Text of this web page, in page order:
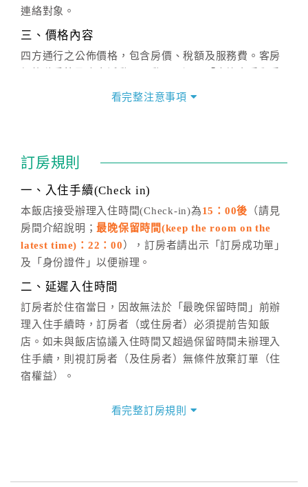
連絡對象。
三、價格內容
四方通行之公佈價格，包含房價、稅額及服務費。客房
價」之當日價格為標準。
話方式異動訂單。
※非客服時間之申辦異動，皆為次日計算及辦理。
五、客服時間
週一至週日，上午9:00～晚上6:00
六、聯絡方式
(07)9682715 。
看完整注意事項
訂房規則
一、入住手續(Check in)
本飯店接受辦理入住時間(Check-in)為15：00後 （請見
房間介紹說明；最晚保留時間(keep the room on the
latest time)：22：00 ），訂房者請出示「訂房成功單」
及「身份證件」以便辦理。
二、延遲入住時間
訂房者於住宿當日，因故無法於「最晚保留時間」前辦
理入住手續時，訂房者（或住房者）必須提前告知飯
店。如未與飯店協議入住時間又超過保留時間未辦理入
住手續，則視訂房者（及住房者）無條件放棄訂單（住
宿權益）。
四、訂單異動
看完整訂房規則